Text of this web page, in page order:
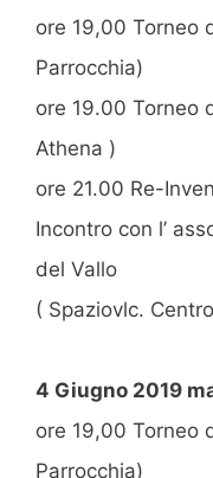
ore 19,00 Torneo
Parrocchia)
ore 19.00 Torneo
Athena )
ore 21.00 Re-
Incontro con l’
del Vallo
( Spaziovlc.
4 Giugno 2019
ore 19,00 Torneo
Parrocchia)